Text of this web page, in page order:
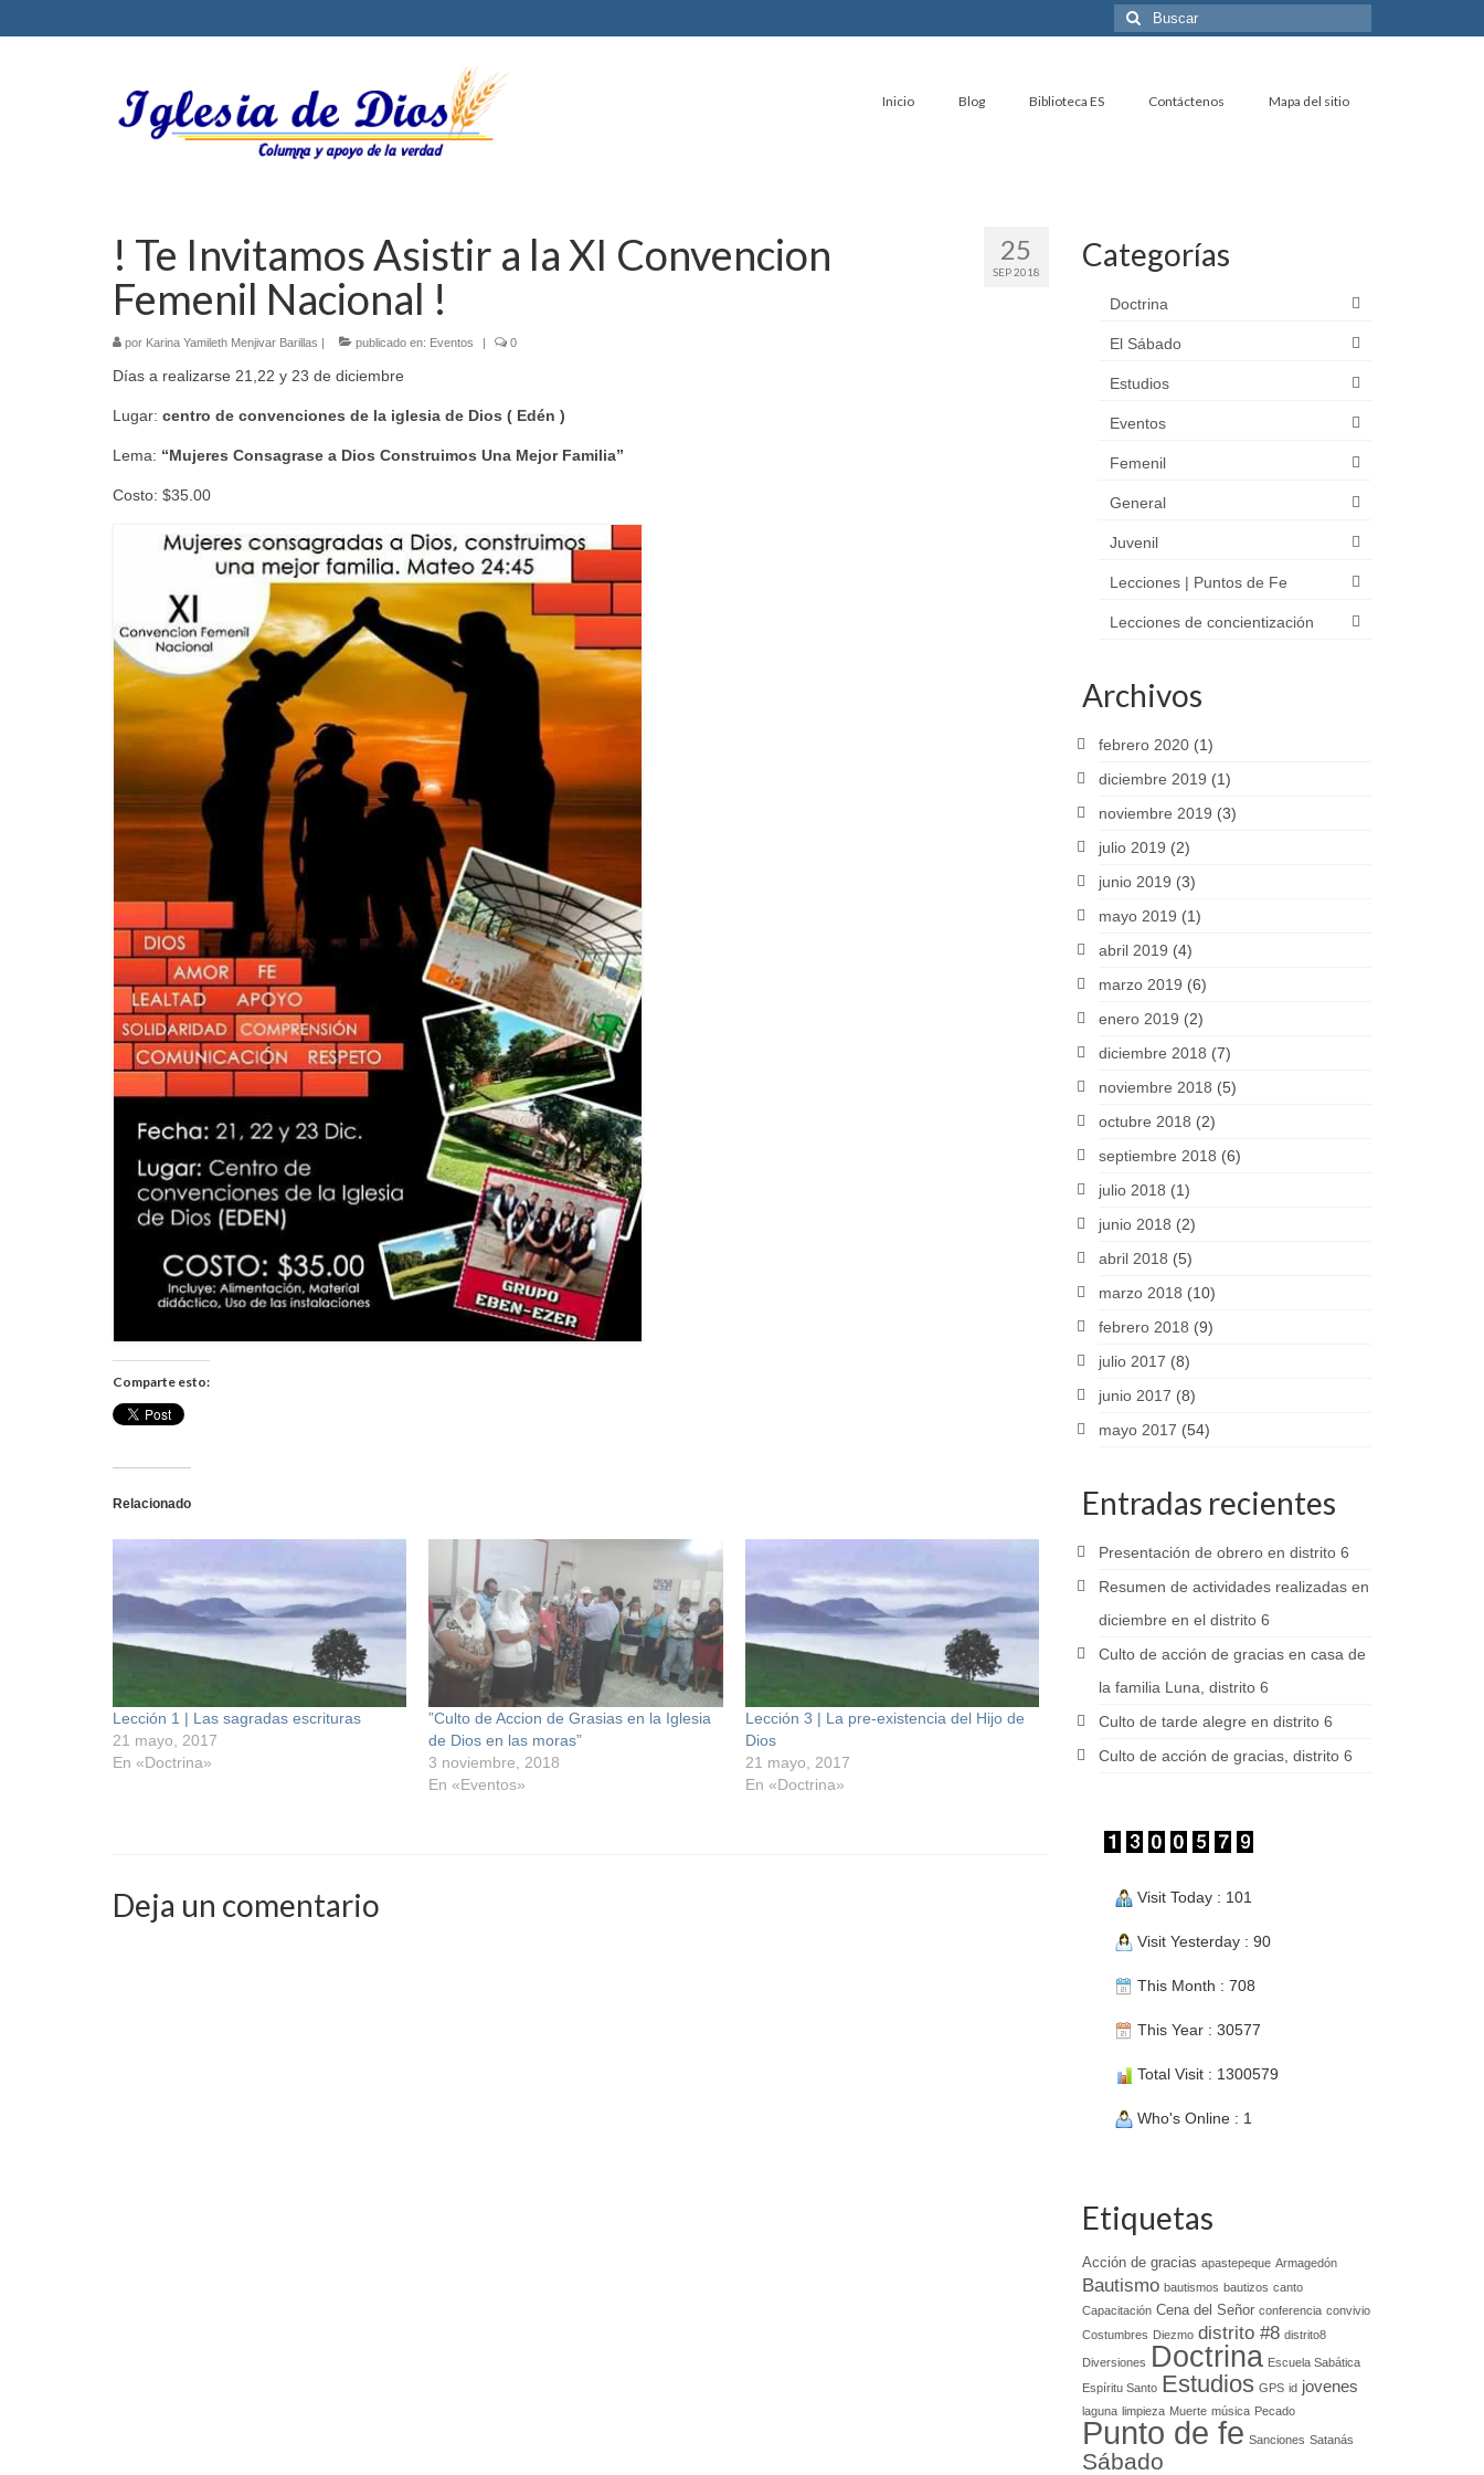
Buscar
por:
Inicio Blog Biblioteca ES Contáctenos Mapa del sitio
25
SEP 2018
! Te Invitamos Asistir a la XI Convencion
Femenil Nacional !
por Karina Yamileth Menjivar Barillas publicado en: Eventos 0
Días a realizarse 21,22 y 23 de diciembre
Lugar: centro de convenciones de la iglesia de Dios ( Edén )
Lema: “Mujeres Consagrase a Dios Construimos Una Mejor Familia”
Costo: $35.00
Comparte esto:
Relacionado
Lección 1 | Las sagradas escrituras
21 mayo, 2017
En «Doctrina»
”Culto de Accion de Grasias en la Iglesia
de Dios en las moras”
3 noviembre, 2018
En «Eventos»
Lección 3 | La pre-existencia del Hijo de
Dios
21 mayo, 2017
En «Doctrina»
Deja un comentario
Categorías
Doctrina
El Sábado
Estudios
Eventos
Femenil
General
Juvenil
Lecciones | Puntos de Fe
Lecciones de concientización
Archivos
febrero 2020(1)
diciembre 2019 (1)
noviembre 2019 (3)
julio 2019 (2)
junio 2019 (3)
mayo 2019 (1)
abril 2019 (4)
marzo 2019 (6)
enero 2019 (2)
diciembre 2018 (7)
noviembre 2018 (5)
octubre 2018 (2)
septiembre 2018 (6)
julio 2018 (1)
junio 2018 (2)
abril 2018 (5)
marzo 2018 (10)
febrero 2018 (9)
julio 2017 (8)
junio 2017 (8)
mayo 2017 (54)
Entradas recientes
Presentación de obrero en distrito 6
Resumen de actividades realizadas en
diciembre en el distrito 6
Culto de acción de gracias en casa de
la familia Luna, distrito 6
Culto de tarde alegre en distrito 6
Culto de acción de gracias, distrito 6
Visit Today : 101
Visit Yesterday : 90
This Month : 708
This Year : 30577
Total Visit : 1300579
Who's Online : 1
Etiquetas
Acción de gracias apastepeque Armagedón
Bautismo bautismos bautizos canto
Capacitación Cena del Señor conferencia convivio
Costumbres Diezmo distrito #8 distrito8
Diversiones Doctrina Escuela Sabática
Espíritu Santo Estudios GPS id jovenes
laguna limpieza Muerte música Pecado
Punto de fe Sanciones Satanás
Sábado